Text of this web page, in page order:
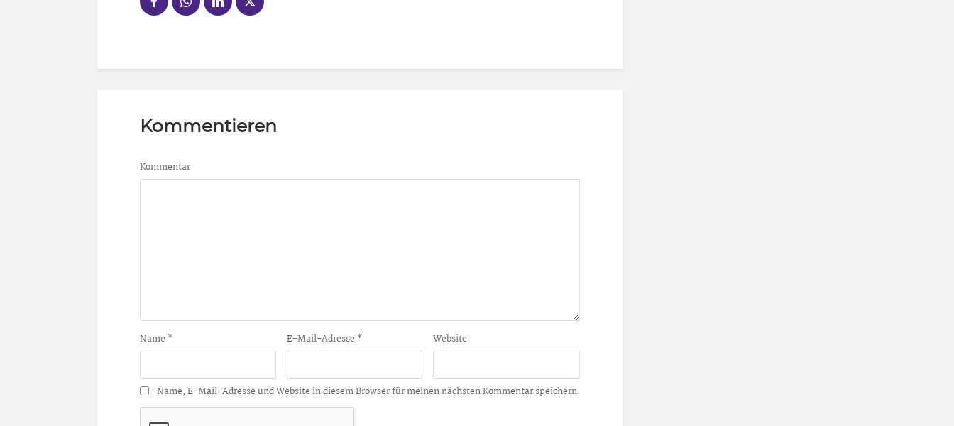
Kommentieren
Kommentar
Name * E-Mail-Adresse * Website
Name, E-Mail-Adresse und Website in diesem Browser für meinen nächsten Kommentar speichern.